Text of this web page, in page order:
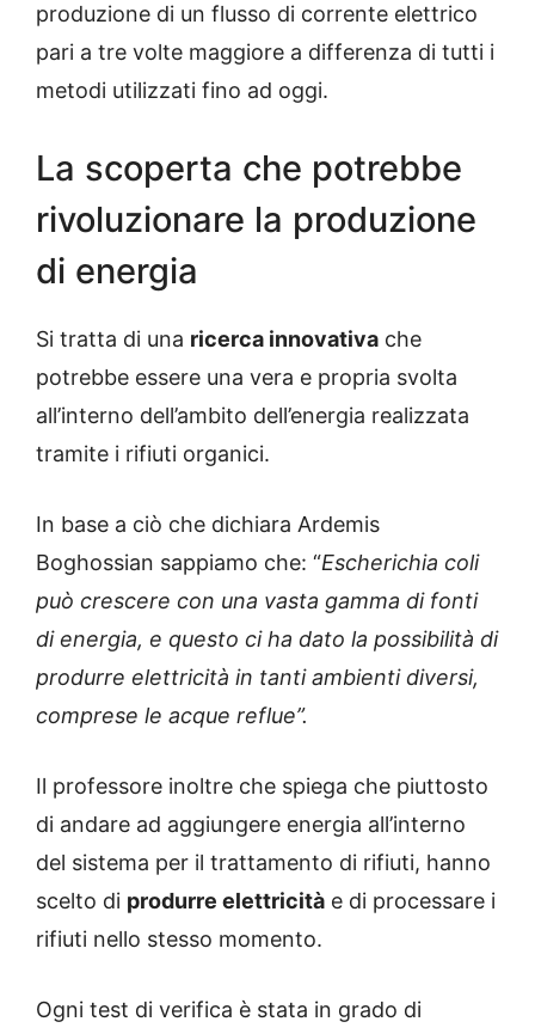
produzione di un flusso di corrente elettrico
pari a tre volte maggiore a differenza di tutti i
metodi utilizzati fino ad oggi.
La scoperta che potrebbe
rivoluzionare la produzione
di energia
Si tratta di una ricerca innovativa che
potrebbe essere una vera e propria svolta
all’interno dell’ambito dell’energia realizzata
tramite i rifiuti organici.
In base a ciò che dichiara Ardemis
Boghossian sappiamo che: “Escherichia coli
può crescere con una vasta gamma di fonti
di energia, e questo ci ha dato la possibilità di
produrre elettricità in tanti ambienti diversi,
comprese le acque reflue”.
Il professore inoltre che spiega che piuttosto
di andare ad aggiungere energia all’interno
del sistema per il trattamento di rifiuti, hanno
scelto di produrre elettricità e di processare i
rifiuti nello stesso momento.
Ogni test di verifica è stata in grado di